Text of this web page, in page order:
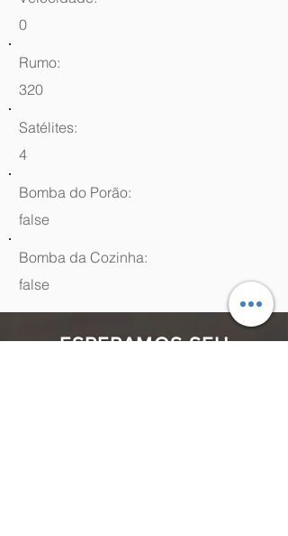
0
Rumo:
320
Satélites:
4
Bomba do Porão:
false
Bomba da Cozinha:
false
ESPERAMOS SEU